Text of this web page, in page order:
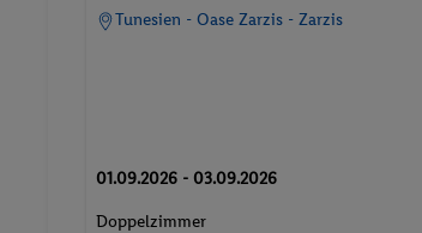
Tunesien - Oase Zarzis - Zarzis
01.09.2026 - 03.09.2026
Doppelzimmer